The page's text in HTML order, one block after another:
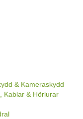
& Kameraskydd
Kablar & Hörlurar